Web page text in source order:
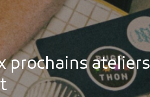
prochains ateliers